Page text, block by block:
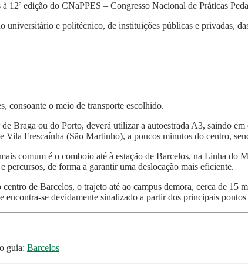
edição do CNaPPES – Congresso Nacional de Práticas
universitário e politécnico, de instituições públicas e privadas,
consoante o meio de transporte escolhido.
Braga ou do Porto, deverá utilizar a autoestrada A3, saindo
Vila Frescaínha (São Martinho), a poucos minutos do centro,
comum é o comboio até à estação de Barcelos, na Linha
percursos, de forma a garantir uma deslocação mais eficiente.
de Barcelos, o trajeto até ao campus demora, cerca de
encontra-se devidamente sinalizado a partir dos principais
guia: Barcelos